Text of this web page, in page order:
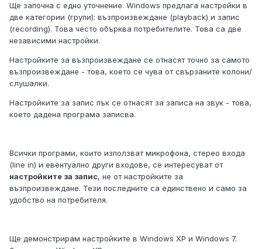
Ще започна с едно уточнение. Windows предлага настройки в
две категории (групи): възпроизвеждане (playback) и запис
(recording). Това често обърква потребителите. Това са две
независими настройки.
Настройките за възпроизвеждане се отнасят точно за самото
възпроизвеждане - това, което се чува от свързаните колони/
слушалки.
Настройките за запис пък се отнасят за записа на звук - това,
което дадена програма записва.
Всички програми, които използват микрофона, стерео входа
(line in) и евентуално други входове, се интересуват от
настройките за запис, не от настройките за
възпроизвеждане. Тези последните са единствено и само за
удобство на потребителя.
Ще демонстрирам настройките в Windows XP и Windows 7.